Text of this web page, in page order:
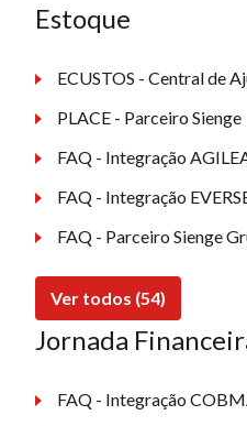
Estoque
ECUSTOS - Central de
PLACE - Parceiro Sienge
FAQ - Integração
FAQ - Integração
FAQ - Parceiro Sienge
Ver todos (54)
Jornada
FAQ - Integração